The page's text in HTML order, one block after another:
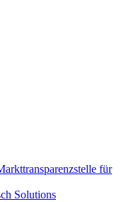
für
Solutions